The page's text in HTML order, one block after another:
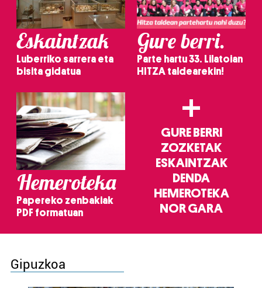
Eskaintzak
Luberriko sarrera eta
bisita gidatua
Gure berri.
Parte hartu 33. Lilatoian
HITZA taldearekin!
Hemeroteka
Papereko zenbakiak
PDF formatuan
+
GURE BERRI
ZOZKETAK
ESKAINTZAK
DENDA
HEMEROTEKA
NOR GARA
Gipuzkoa